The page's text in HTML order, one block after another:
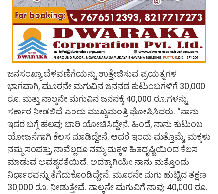
ಜನಸಂಖ್ಯಾ ಬೆಳವಣಿಗೆಯನ್ನು ಉತ್ತೇಜಿಸುವ ಪ್ರಯತ್ನಗಳ
ಭಾಗವಾಗಿ, ಮೂರನೇ ಮಗುವಿನ ಜನನದ ಕುಟುಂಬಗಳಿಗೆ 30,000
ರೂ. ಮತ್ತು ನಾಲ್ಕನೇ ಮಗುವಿನ ಜನನಕ್ಕೆ 40,000 ರೂ.ಗಳನ್ನು
ಸರ್ಕಾರ ನೀಡಲಿದೆ ಎಂದು ಮುಖ್ಯಮಂತ್ರಿ ಘೋಷಿಸಿದರು. “ನಾನು
ಇದರ ಬಗ್ಗೆ ಹಲವು ಬಾರಿ ಯೋಚಿಸಿದ್ದೇನೆ. ಹಿಂದೆ, ನಾನು ಕುಟುಂಬ
ಯೋಜನೆಗಾಗಿ ಕೆಲಸ ಮಾಡಿದ್ದೇನೆ. ಆದರೆ ಇಂದು ಮತ್ತೊಮ್ಮೆ, ಮಕ್ಕಳು
ನಮ್ಮ ಸಂಪತ್ತು, ನಾವೆಲ್ಲರೂ ನಮ್ಮ ಮಕ್ಕಳ ಹಿತದೃಷ್ಟಿಯಿಂದ ಕೆಲಸ
ಮಾಡುವ ಅವಶ್ಯಕತೆಯಿದೆ. ಅದಕ್ಕಾಗಿಯೇ ನಾನು ಮತ್ತೊಂದು
ನಿರ್ಧಾರವನ್ನು ತೆಗೆದುಕೊಂಡಿದ್ದೇನೆ. ಮೂರನೇ ಮಗು ಹುಟ್ಟಿದ ತಕ್ಷಣ
30,000 ರೂ. ನೀಡುತ್ತೇವೆ. ನಾಲ್ಕನೇ ಮಗುವಿಗೆ ನಾವು 40,000 ರೂ.